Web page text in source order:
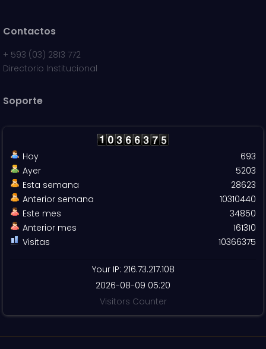
Contactos
+ 593 (03) 2813 772
Directorio Institucional
Soporte
Hoy
Ayer
Esta semana
Anterior semana
Este mes
Anterior mes
Visitas
693
5203
28623
10310440
34850
161310
10366375
Your IP: 216.73.217.108
2026-08-09 05:20
Visitors Counter